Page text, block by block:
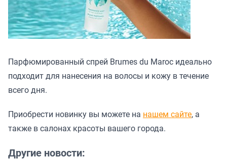
Парфюмированный спрей Brumes du Maroc идеально
подходит для нанесения на волосы и кожу в течение
всего дня.
Приобрести новинку вы можете на нашем сайте, а
также в салонах красоты вашего города.
Другие новости: